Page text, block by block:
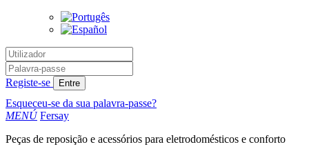
Registe-se Entre
Esqueceu-se da sua palavra-passe?
MENÚ Fersay
Peças de reposição e acessórios para eletrodomésticos e conforto